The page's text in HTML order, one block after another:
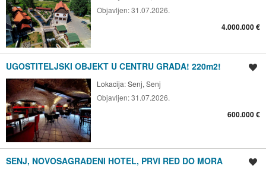
Objavljen:31.07.2026.
4.000.000 €
UGOSTITELJSKI OBJEKT U CENTRU GRADA! 220m2!
Lokacija:Senj, Senj
Objavljen:31.07.2026.
600.000 €
SENJ, NOVOSAGRAĐENI HOTEL, PRVI RED DO MORA